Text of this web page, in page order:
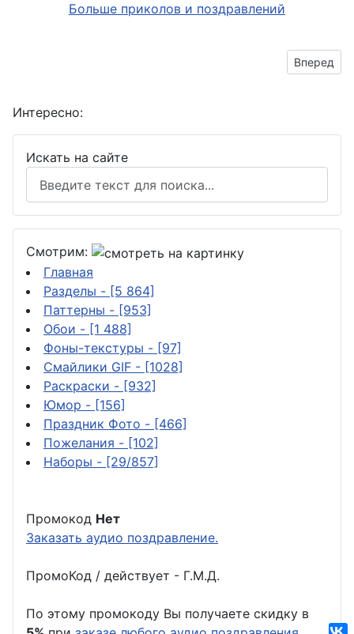
Больше приколов и поздравлений
Вперед
Интересно:
Искать на сайте
Смотрим:
Главная
Разделы - [5 864]
Паттерны - [953]
Обои - [1 488]
Фоны-текстуры - [97]
Смайлики GIF - [1028]
Раскраски - [932]
Юмор - [156]
Праздник Фото - [466]
Пожелания - [102]
Наборы - [29/857]
Промокод Нет
Заказать аудио поздравление.
ПромоКод / действует - Г.М.Д.
По этому промокоду Вы получаете скидку в